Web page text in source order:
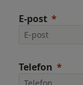
E-post
Telefon